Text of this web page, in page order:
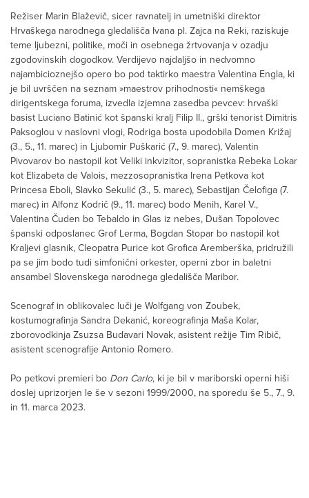
Režiser Marin Blaževič, sicer ravnatelj in umetniški direktor
Hrvaškega narodnega gledališča Ivana pl. Zajca na Reki, raziskuje
teme ljubezni, politike, moči in osebnega žrtvovanja v ozadju
zgodovinskih dogodkov. Verdijevo najdaljšo in nedvomno
najambicioznejšo opero bo pod taktirko maestra Valentina Engla, ki
je bil uvrščen na seznam »maestrov prihodnosti« nemškega
dirigentskega foruma, izvedla izjemna zasedba pevcev: hrvaški
basist Luciano Batinić kot španski kralj Filip II., grški tenorist Dimitris
Paksoglou v naslovni vlogi, Rodriga bosta upodobila Domen Križaj
(3., 5., 11. marec) in Ljubomir Puškarić (7., 9. marec), Valentin
Pivovarov bo nastopil kot Veliki inkvizitor, sopranistka Rebeka Lokar
kot Elizabeta de Valois, mezzosopranistka Irena Petkova kot
Princesa Eboli, Slavko Sekulić (3., 5. marec), Sebastijan Čelofiga (7.
marec) in Alfonz Kodrič (9., 11. marec) bodo Menih, Karel V.,
Valentina Čuden bo Tebaldo in Glas iz nebes, Dušan Topolovec
španski odposlanec Grof Lerma, Bogdan Stopar bo nastopil kot
Kraljevi glasnik, Cleopatra Purice kot Grofica Aremberška, pridružili
pa se jim bodo tudi simfonični orkester, operni zbor in baletni
ansambel Slovenskega narodnega gledališča Maribor.
Scenograf in oblikovalec luči je Wolfgang von Zoubek,
kostumografinja Sandra Dekanić, koreografinja Maša Kolar,
zborovodkinja Zsuzsa Budavari Novak, asistent režije Tim Ribič,
asistent scenografije Antonio Romero.
Po petkovi premieri bo Don Carlo, ki je bil v mariborski operni hiši
doslej uprizorjen le še v sezoni 1999/2000, na sporedu še 5., 7., 9.
in 11. marca 2023.